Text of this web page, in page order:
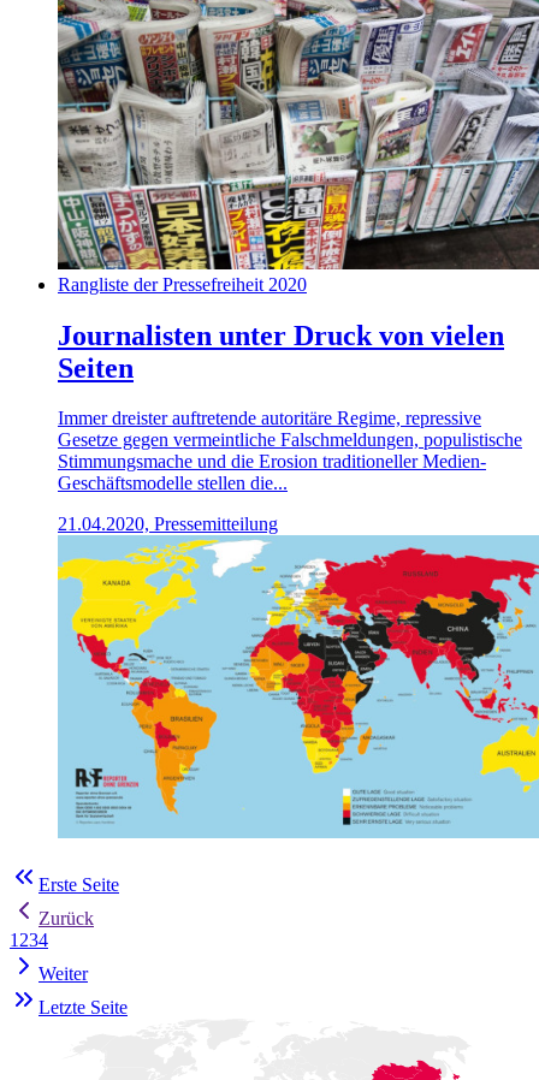
Rangliste der Pressefreiheit 2020
Journalisten unter Druck von vielen
Seiten
Immer dreister auftretende autoritäre Regime, repressive
Gesetze gegen vermeintliche Falschmeldungen, populistische
Stimmungsmache und die Erosion traditioneller Medien-
Geschäftsmodelle stellen die...
21.04.2020, Pressemitteilung
Erste Seite
Zurück
1 234
Weiter
Letzte Seite